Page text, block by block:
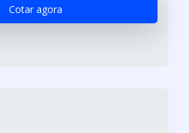
Cotar agora